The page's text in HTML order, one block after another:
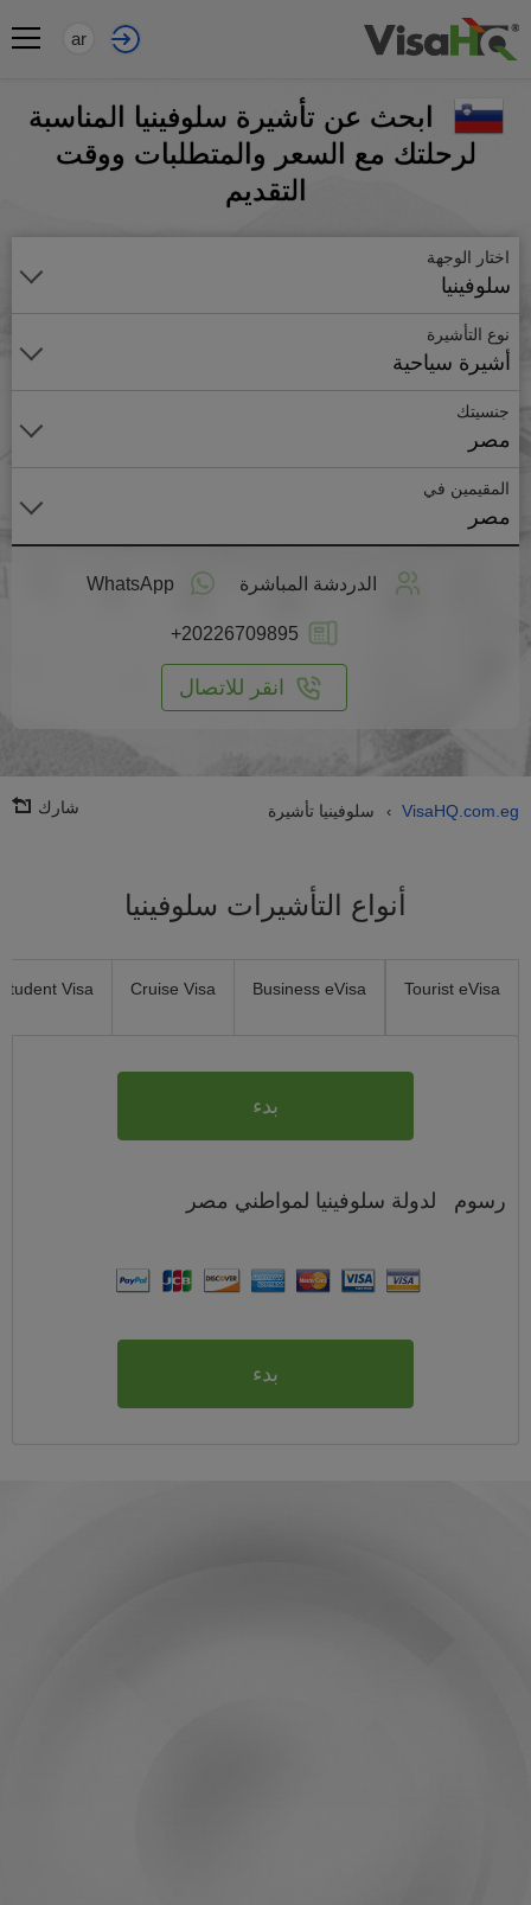
ar
ابحث عن تأشيرة سلوفينيا المناسبة
لرحلتك مع السعر والمتطلبات ووقت
التقديم
اختار الوجهة
سلوفينيا
نوع التأشيرة
أشيرة سياحية
جنسيتك
مصر
المقيمين في
مصر
الدردشة المباشرة WhatsApp
+20226709895
انقر للاتصال
VisaHQ.com.eg
› سلوفينيا تأشيرة شارك
أنواع التأشيرات سلوفينيا
Tourist eVisa
Business eVisa
Cruise Visa
Student Visa
بدء
رسوم لدولة سلوفينيا لمواطني مصر
بدء